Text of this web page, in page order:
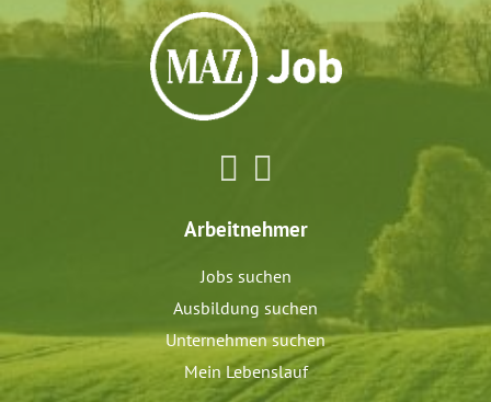
Arbeitnehmer
Jobs suchen
Ausbildung suchen
Unternehmen suchen
Mein Lebenslauf